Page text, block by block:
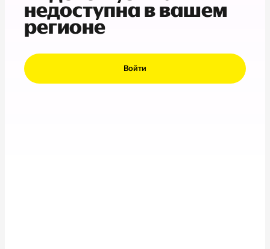
недоступна в вашем
регионе
Войти